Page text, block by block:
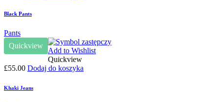
Black Pants
Pants
Quickview
Add to Wishlist
Quickview
£55.00 Dodaj do koszyka
Khaki Jeans